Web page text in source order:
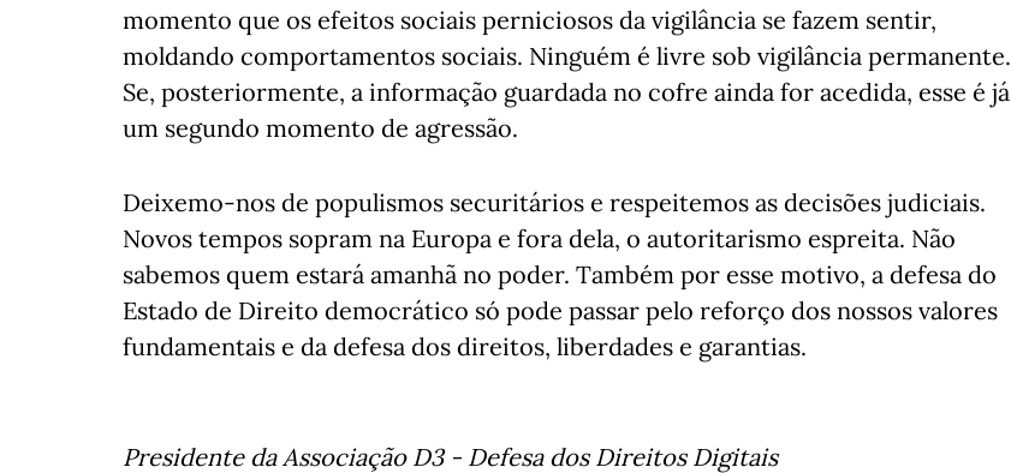
momento que os efeitos sociais perniciosos da vigilância se fazem sentir,
moldando comportamentos sociais. Ninguém é livre sob vigilância permanente.
Se, posteriormente, a informação guardada no cofre ainda for acedida, esse é já
um segundo momento de agressão.
Deixemo-nos de populismos securitários e respeitemos as decisões judiciais.
Novos tempos sopram na Europa e fora dela, o autoritarismo espreita. Não
sabemos quem estará amanhã no poder. Também por esse motivo, a defesa do
Estado de Direito democrático só pode passar pelo reforço dos nossos valores
fundamentais e da defesa dos direitos, liberdades e garantias.
Presidente da Associação D3 - Defesa dos Direitos Digitais